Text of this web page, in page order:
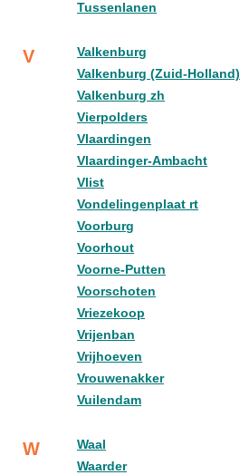
Tussenlanen
V
Valkenburg
Valkenburg (Zuid-Holland)
Valkenburg zh
Vierpolders
Vlaardingen
Vlaardinger-Ambacht
Vlist
Vondelingenplaat rt
Voorburg
Voorhout
Voorne-Putten
Voorschoten
Vriezekoop
Vrijenban
Vrijhoeven
Vrouwenakker
Vuilendam
W
Waal
Waarder